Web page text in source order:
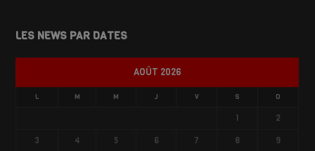
LES NEWS PAR DATES
AOÛT 2026
L M M J V S D
1
2
3
4 5 6 7 8
9